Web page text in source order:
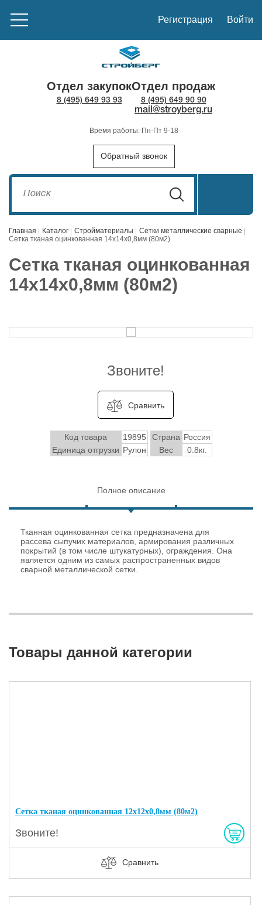
Регистрация Войти
Отдел закупок
8 (495) 649 93 93
Отдел продаж
8 (495) 649 90 90
mail@stroyberg.ru
Время работы: Пн-Пт 9-18
Обратный звонок
Главная Каталог Стройматериалы
Сетки металлические сварные
Сетка тканая оцинкованная 14х14х0,8мм (80м2)
Сетка тканая оцинкованная
14х14х0,8мм (80м2)
Звоните!
Сравнить
Код товара 19895 Страна Россия
Единица отгрузки Рулон Вес 0.8кг.
Полное описание
Тканная оцинкованная сетка предназначена для
рассева сыпучих материалов, армирования различных
покрытий (в том числе штукатурных), ограждения. Она
является одним из самых распространенных видов
сварной металлической сетки.
Товары данной категории
Сетка тканая оцинкованная 12х12х0,8мм (80м2)
Звоните!
Сравнить